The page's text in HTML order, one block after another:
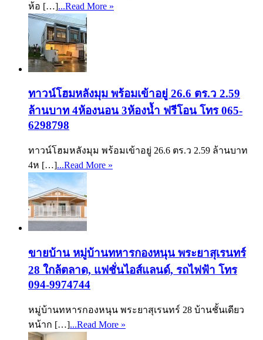
ห้อ […]...Read More »
ทาวน์โฮมหลังมุม พร้อมเข้าอยู่ 26.6 ตร.ว 2.59
ล้านบาท 4ห้องนอน 3ห้องน้ำ ฟรีโอน โทร 065-
6298798
ทาวน์โฮมหลังมุม พร้อมเข้าอยู่ 26.6 ตร.ว 2.59 ล้านบาท
4ห […]...Read More »
ขายบ้าน หมู่บ้านทหารกองหนุน พระยาสุเรนทร์
28 ใกล้ตลาด, แฟชั่นไอส์แลนด์, รถไฟฟ้า โทร
094-9974744
หมู่บ้านทหารกองหนุน พระยาสุเรนทร์ 28 บ้านชั้นเดียว
หน้าก […]...Read More »